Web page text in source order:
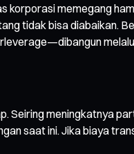
memegang
tidak bisa diabaikan.
meningkatnya
saat ini. Jika biaya